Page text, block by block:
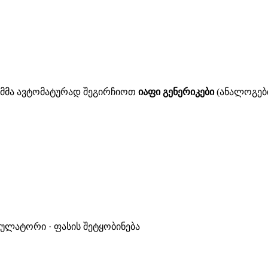
ავტომატურად შეგირჩიოთ იაფი გენერიკები
· ფასის შეტყობინება